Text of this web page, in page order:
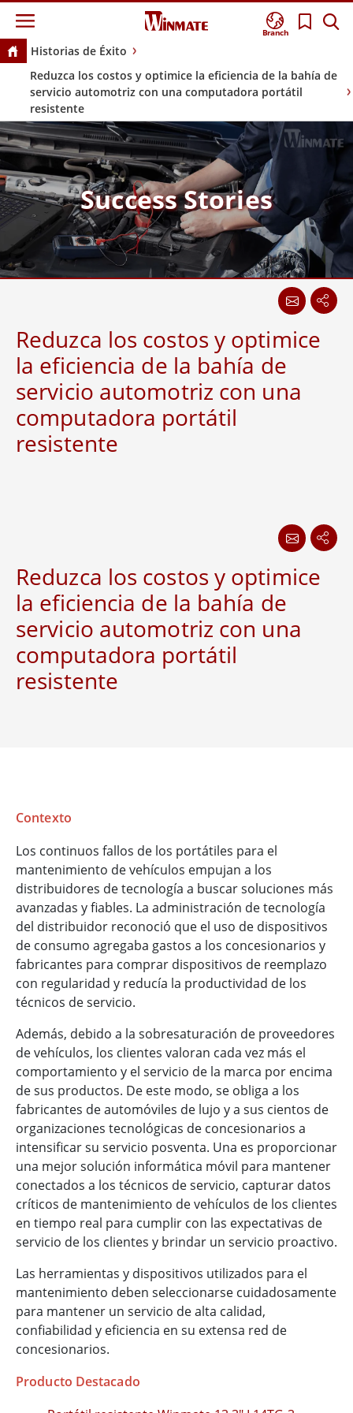
Branch
Historias de Éxito
Reduzca los costos y optimice la eficiencia de la bahía de
servicio automotriz con una computadora portátil
resistente
Success Stories
Reduzca los costos y optimice
la eficiencia de la bahía de
servicio automotriz con una
computadora portátil
resistente
Reduzca los costos y optimice
la eficiencia de la bahía de
servicio automotriz con una
computadora portátil
resistente
Contexto
Los continuos fallos de los portátiles para el
mantenimiento de vehículos empujan a los
distribuidores de tecnología a buscar soluciones más
avanzadas y fiables. La administración de tecnología
del distribuidor reconoció que el uso de dispositivos
de consumo agregaba gastos a los concesionarios y
fabricantes para comprar dispositivos de reemplazo
con regularidad y reducía la productividad de los
técnicos de servicio.
Además, debido a la sobresaturación de proveedores
de vehículos, los clientes valoran cada vez más el
comportamiento y el servicio de la marca por encima
de sus productos. De este modo, se obliga a los
fabricantes de automóviles de lujo y a sus cientos de
organizaciones tecnológicas de concesionarios a
intensificar su servicio posventa. Una es proporcionar
una mejor solución informática móvil para mantener
conectados a los técnicos de servicio, capturar datos
críticos de mantenimiento de vehículos de los clientes
en tiempo real para cumplir con las expectativas de
servicio de los clientes y brindar un servicio proactivo.
Las herramientas y dispositivos utilizados para el
mantenimiento deben seleccionarse cuidadosamente
para mantener un servicio de alta calidad,
confiabilidad y eficiencia en su extensa red de
concesionarios.
Producto Destacado